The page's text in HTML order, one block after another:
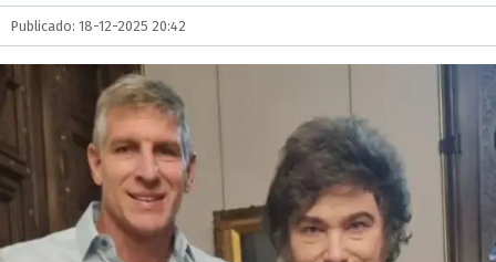
Publicado: 18-12-2025 20:42